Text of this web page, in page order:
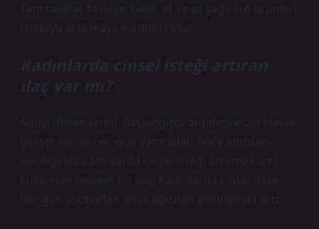
Tam tahıllar, fasulye, balık, et ve az yağlı süt ürünleri
libidoyu artırmaya yardımcı olur.
Kadınlarda cinsel isteği artıran
ilaç var mı?
Addyi (flibanserin): Başlangıçta antidepresan olarak
geliştirilen ve her gün yatmadan önce ağızdan
alındığında kadınlarda cinsel isteği artırmak için
kullanılan reçeteli bir ilaç. Kadınlarda cinsel istek
her gün yatmadan önce ağızdan alındığında arttı.